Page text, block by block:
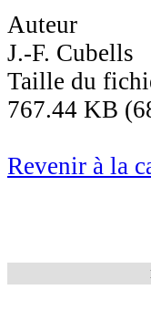
Auteur
J.-F. Cubells
Taille du
767.44 KB
Revenir à la